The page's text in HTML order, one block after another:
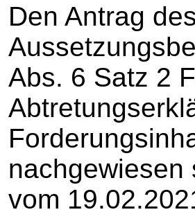
Den Antrag
Abs. 6 Satz 2
nachgewiesen
vom